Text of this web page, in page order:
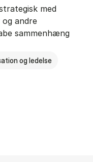
med
andre
sammenhæng
og ledelse
- erhvervs­økonomi